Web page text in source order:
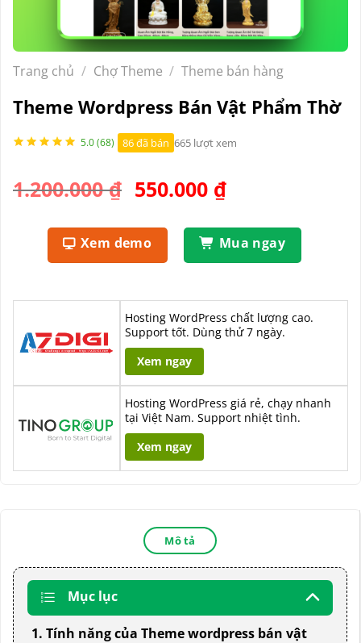
Trang chủ / Chợ Theme / Theme bán hàng
Theme Wordpress Bán Vật Phẩm Thờ
5.0 (68) 86 đã bán 665 lượt xem
1.200.000₫ Giá
là:
1.200.000 ₫.
550.000 ₫Giá
tại
là:
Xem demo Mua ngay
Hosting WordPress chất lượng cao.
Support tốt. Dùng thử 7 ngày.
Xem ngay
Hosting WordPress giá rẻ, chạy nhanh
tại Việt Nam. Support nhiệt tình.
Xem ngay
Mô tả
Mục lục
1. Tính năng của Theme wordpress bán vật